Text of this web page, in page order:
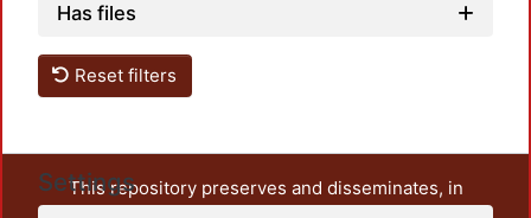
Has files
Reset filters
Settings
This repository preserves and disseminates, in